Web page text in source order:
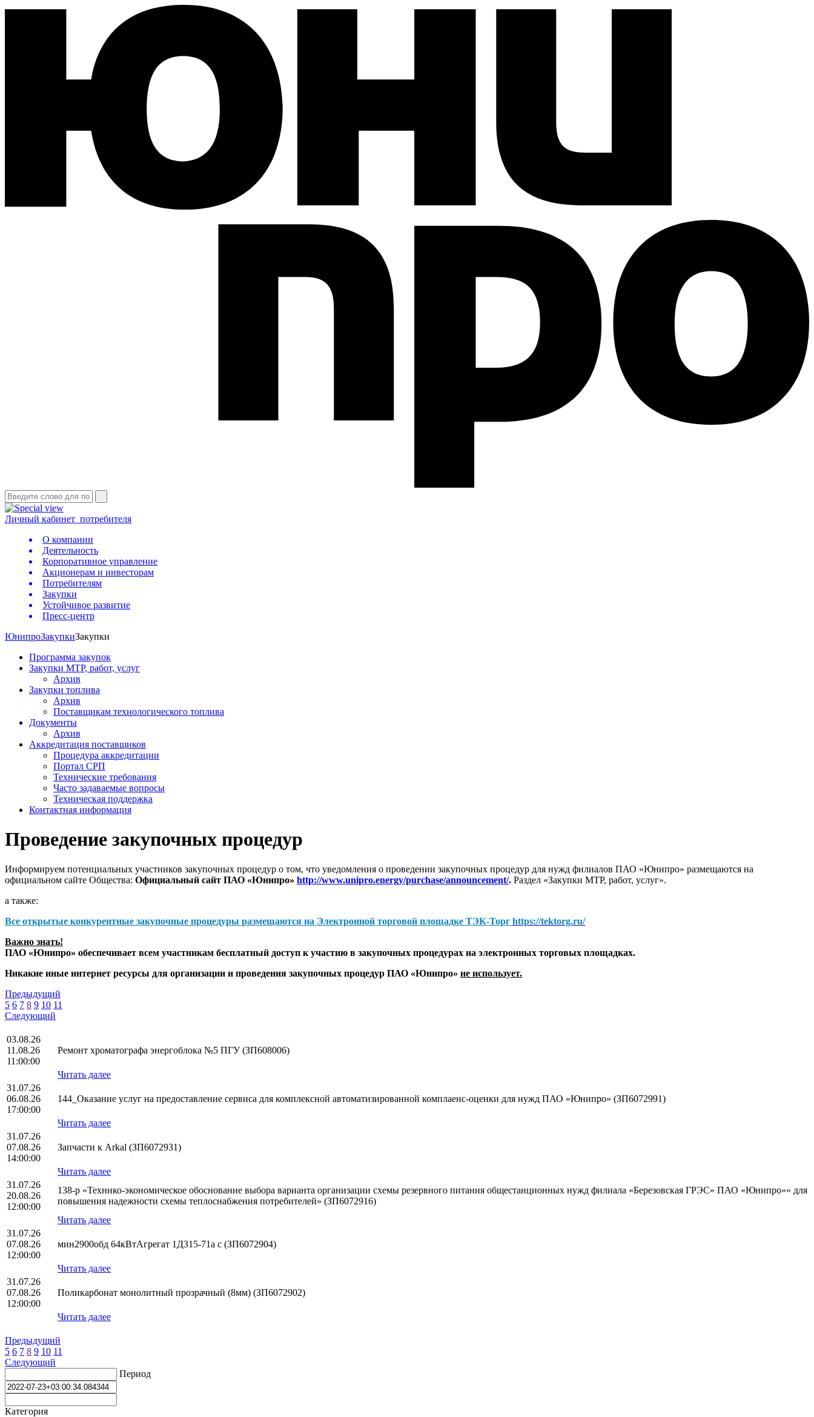
Личный кабинет потребителя
О компании
Деятельность
Корпоративное управление
Акционерам и инвесторам
Потребителям
Закупки
Устойчивое развитие
Пресс-центр
ЮнипроЗакупкиЗакупки
Программа закупок
Закупки МТР, работ, услуг
Архив
Закупки топлива
Архив
Поставщикам технологического топлива
Документы
Архив
Аккредитация поставщиков
Процедура аккредитации
Портал СРП
Технические требования
Часто задаваемые вопросы
Техническая поддержка
Контактная информация
Проведение закупочных процедур
Информируем потенциальных участников закупочных процедур о том, что уведомления о проведении закупочных процедур для нужд филиалов ПАО «Юнипро» размещаются на
официальном сайте Общества: Официальный сайт ПАО «Юнипро» http://www.unipro.energy/purchase/announcement/. Раздел «Закупки МТР, работ, услуг».
а также:
Все открытые конкурентные закупочные процедуры размещаются на Электронной торговой площадке ТЭК-Торг https://tektorg.ru/
Важно знать!
ПАО «Юнипро» обеспечивает всем участникам бесплатный доступ к участию в закупочных процедурах на электронных торговых площадках.
Никакие иные интернет ресурсы для организации и проведения закупочных процедур ПАО «Юнипро» не использует.
Предыдущий
5 6 7 8 9 10 11
Следующий
03.08.26
11.08.26
11:00:00
Ремонт хроматографа энергоблока №5 ПГУ (ЗП608006)
Читать далее
31.07.26
06.08.26
17:00:00
144_Оказание услуг на предоставление сервиса для комплексной автоматизированной комплаенс-оценки для нужд ПАО «Юнипро» (ЗП6072991)
Читать далее
31.07.26
07.08.26
14:00:00
Запчасти к Arkal (ЗП6072931)
Читать далее
31.07.26
20.08.26
12:00:00
138-р «Технико-экономическое обоснование выбора варианта организации схемы резервного питания общестанционных нужд филиала «Березовская ГРЭС» ПАО «Юнипро»» для
повышения надежности схемы теплоснабжения потребителей» (ЗП6072916)
Читать далее
31.07.26
07.08.26
12:00:00
мин2900обд 64кВтАгрегат 1Д315-71а с (ЗП6072904)
Читать далее
31.07.26
07.08.26
12:00:00
Поликарбонат монолитный прозрачный (8мм) (ЗП6072902)
Читать далее
Предыдущий
5 6 7 8 9 10 11
Следующий
Период
Категория